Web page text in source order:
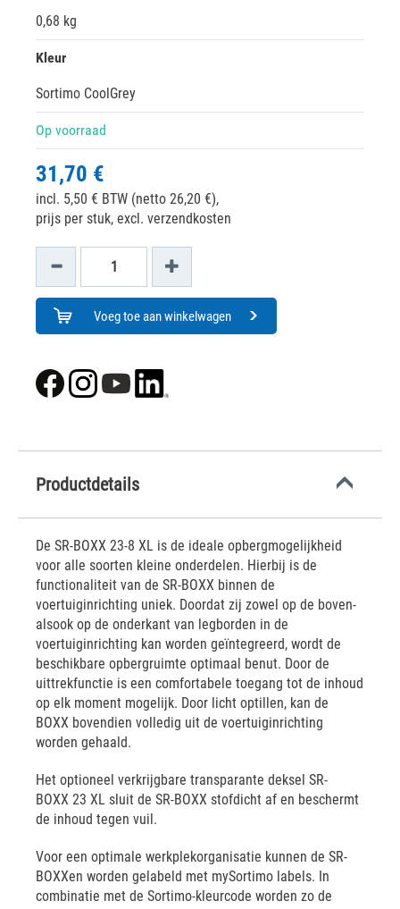
0,68 kg
Kleur
Sortimo CoolGrey
Op voorraad
31,70 €
incl. 5,50 € BTW (netto 26,20 €),
prijs per stuk, excl. verzendkosten
Voeg toe aan winkelwagen
Productdetails
De SR-BOXX 23-8 XL is de ideale opbergmogelijkheid
voor alle soorten kleine onderdelen. Hierbij is de
functionaliteit van de SR-BOXX binnen de
voertuiginrichting uniek. Doordat zij zowel op de boven-
alsook op de onderkant van legborden in de
voertuiginrichting kan worden geïntegreerd, wordt de
beschikbare opbergruimte optimaal benut. Door de
uittrekfunctie is een comfortabele toegang tot de inhoud
op elk moment mogelijk. Door licht optillen, kan de
BOXX bovendien volledig uit de voertuiginrichting
worden gehaald.
Het optioneel verkrijgbare transparante deksel SR-
BOXX 23 XL sluit de SR-BOXX stofdicht af en beschermt
de inhoud tegen vuil.
Voor een optimale werkplekorganisatie kunnen de SR-
BOXXen worden gelabeld met mySortimo labels. In
combinatie met de Sortimo-kleurcode worden zo de